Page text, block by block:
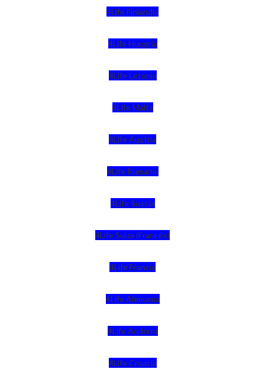
4Life Finlandia
4Life Hungria
4Life Letonia
4Life Malta
4Life Austria
4Life Rumania
4Life Suecia
4Life Suiza (Francés)
4Life Francia
4Life Alemania
4Life Andorra
4Life Croacia